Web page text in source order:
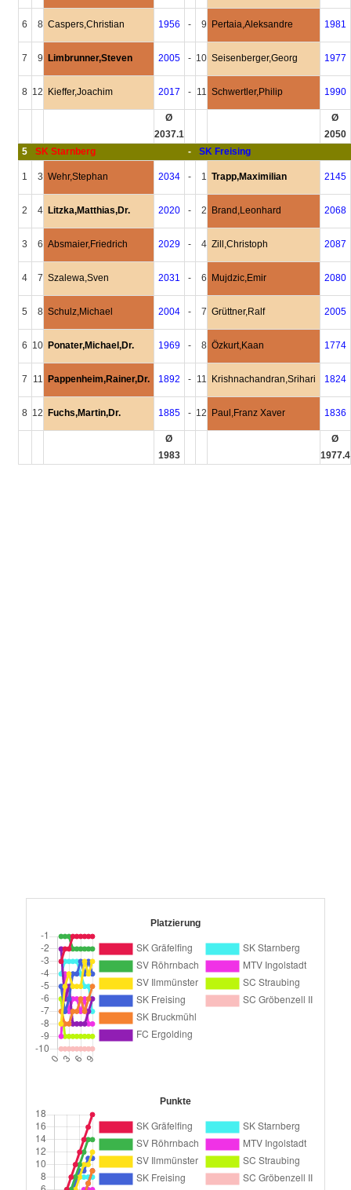
6 8 Caspers,Christian 1956 - 9 Pertaia,Aleksandre 1981
7 9 Limbrunner,Steven 2005 - 10 Seisenberger,Georg 1977
8 12 Kieffer,Joachim 2017 - 11 Schwertler,Philip 1990
Ø
2037.1
Ø
2050
5
SK Starnberg - SK Freising
1 3 Wehr,Stephan 2034 - 1 Trapp,Maximilian 2145
2 4 Litzka,Matthias,Dr. 2020 - 2 Brand,Leonhard 2068
3 6 Absmaier,Friedrich 2029 - 4 Zill,Christoph 2087
4 7 Szalewa,Sven 2031 - 6 Mujdzic,Emir 2080
5 8 Schulz,Michael 2004 - 7 Grüttner,Ralf 2005
6 10 Ponater,Michael,Dr. 1969 - 8 Özkurt,Kaan 1774
7 11 Pappenheim,Rainer,Dr. 1892 - 11 Krishnachandran,Srihari 1824
8 12 Fuchs,Martin,Dr. 1885 - 12 Paul,Franz Xaver 1836
Ø
1983
Ø
1977.4
Platzierung
Punkte